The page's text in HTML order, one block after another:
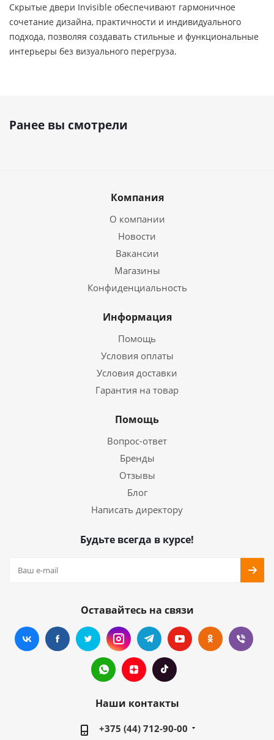
Скрытые двери Invisible обеспечивают гармоничное
сочетание дизайна, практичности и индивидуального
подхода, позволяя создавать стильные и функциональные
интерьеры без визуального перегруза.
Ранее вы смотрели
Компания
О компании
Новости
Вакансии
Магазины
Конфиденциальность
Информация
Помощь
Условия оплаты
Условия доставки
Гарантия на товар
Помощь
Вопрос-ответ
Бренды
Отзывы
Блог
Написать директору
Будьте всегда в курсе!
Оставайтесь на связи
Наши контакты
+375 (44) 712-90-00